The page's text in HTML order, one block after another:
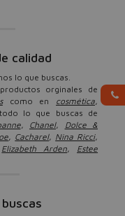
calidad
lo que buscas.
orginales de
como en cosmética,
lo que buscas de
, Chanel, Dolce &
, Cacharel, Nina Ricci,
Elizabeth Arden, Estee